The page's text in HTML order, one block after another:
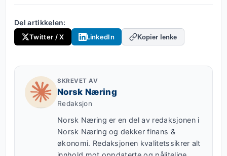
Del artikkelen:
Twitter / X LinkedIn Kopier lenke
SKREVET AV
Norsk Næring
Redaksjon
Norsk Næring er en del av redaksjonen i
Norsk Næring og dekker finans &
økonomi. Redaksjonen kvalitetssikrer alt